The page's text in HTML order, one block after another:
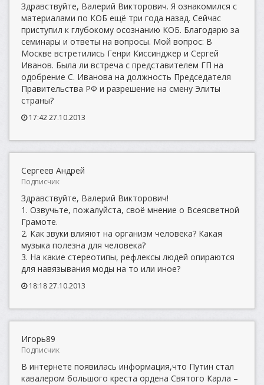
Здравствуйте, Валерий Викторович. Я ознакомился с
материалами по КОБ ещё три года назад. Сейчас
приступил к глубокому осознанию КОБ. Благодарю за
семинары и ответы на вопросы. Мой вопрос: В
Москве встретились Генри Киссинджер и Сергей
Иванов. Была ли встреча с представителем ГП на
одобрение С. Иванова на должность Председателя
Правительства РФ и разрешение на смену Элиты
страны?
17:42 27.10.2013
Сергеев Андрей
Подписчик
Здравствуйте, Валерий Викторович!
1. Озвучьте, пожалуйста, своё мнение о Всеясветной
Грамоте.
2. Как звуки влияют на организм человека? Какая
музыка полезна для человека?
3. На какие стереотипы, рефлексы людей опираются
для навязывания моды на то или иное?
18:18 27.10.2013
Игорь89
Подписчик
В интернете появилась информация,что Путин стал
кавалером большого креста ордена Святого Карла –